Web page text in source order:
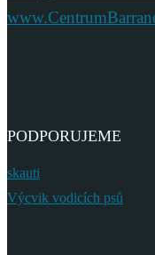
PODPORUJEME
skauti
Výcvik vodicích psů